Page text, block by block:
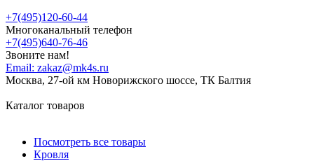
+7(495)120-60-44
Многоканальный телефон
+7(495)640-76-46
Звоните нам!
Email: zakaz@mk4s.ru
Москва, 27-ой км Новорижского шоссе, ТК Балтия
Каталог товаров
Посмотреть все товары
Кровля